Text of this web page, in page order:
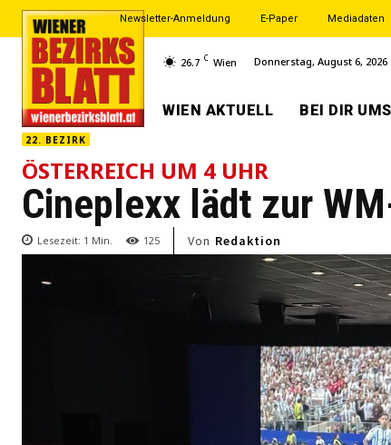
Newsletter-Anmeldung E-Paper Mediadaten
26.7 C Wien Donnerstag, August 6, 2026
WIEN AKTUELL BEI DIR
22. BEZIRK
ÖSTERREICH UM 4 UHR
Cineplexx lädt zur
Lesezeit: 1 Min. 125 Von Redaktion